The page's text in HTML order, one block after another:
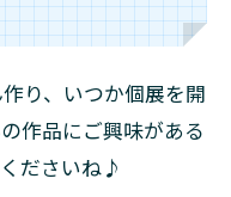
り、いつか個展を開
作品にご興味がある
ださいね♪